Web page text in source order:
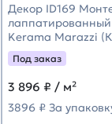
Декор ID169
Kerama Marazzi
Под заказ
3 896 ₽ / м²
3896 ₽ За